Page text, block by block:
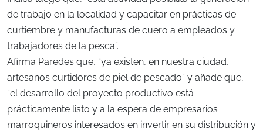
de trabajo en la localidad y capacitar en prácticas de
curtiembre y manufacturas de cuero a empleados y
trabajadores de la pesca”.
Afirma Paredes que, “ya existen, en nuestra ciudad,
artesanos curtidores de piel de pescado” y añade que,
“el desarrollo del proyecto productivo está
prácticamente listo y a la espera de empresarios
marroquineros interesados en invertir en su distribución y